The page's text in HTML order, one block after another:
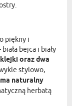
piękny i
bejca i biały
oraz dwa
stylowo,
naturalny
herbatą